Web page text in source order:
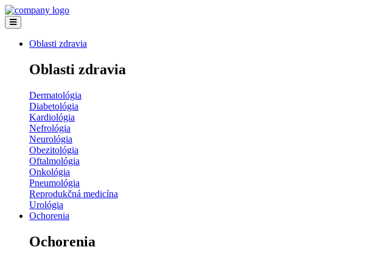
Oblasti zdravia
Oblasti zdravia
Dermatológia
Diabetológia
Kardiológia
Nefrológia
Neurológia
Obezitológia
Oftalmológia
Onkológia
Pneumológia
Reprodukčná medicína
Urológia
Ochorenia
Ochorenia